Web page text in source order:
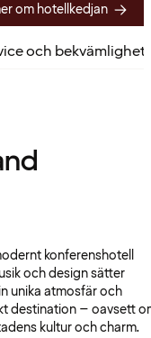
om hotellkedjan
och
konferenshotell
och design sätter
unika atmosfär och
destination – oavsett
kultur och charm.